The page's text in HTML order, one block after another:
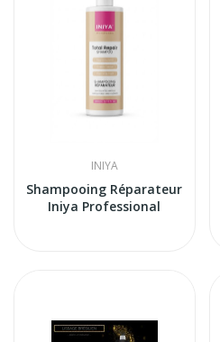
INIYA
Shampooing Réparateur
Iniya Professional